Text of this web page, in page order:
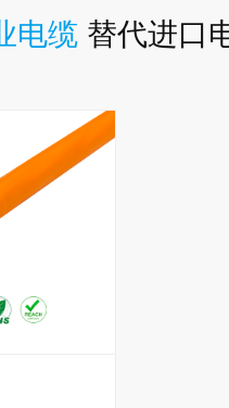
电缆 替代进口